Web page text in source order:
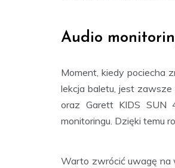
Audio
Moment, kiedy pociecha
lekcja baletu, jest
oraz Garett KIDS SUN
monitoringu. Dzięki temu
Warto zwrócić uwagę na